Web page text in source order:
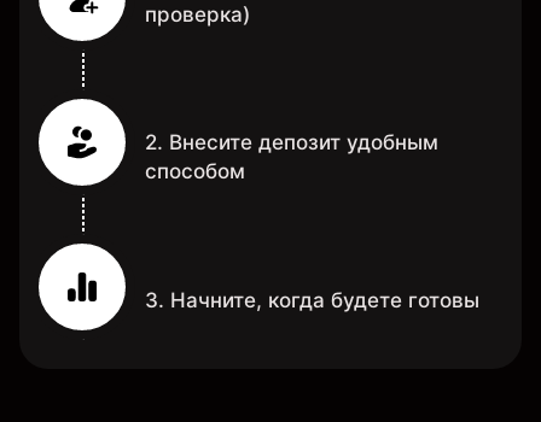
проверка)
2. Внесите депозит удобным
способом
3. Начните, когда будете готовы